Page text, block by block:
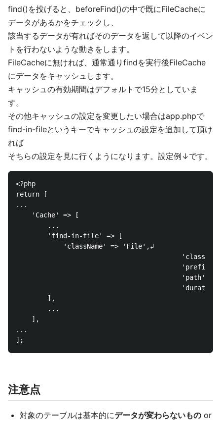
find()を投げると、beforeFind()の中で既にFileCacheに
データがあるかをチェックし、
該当するデータが有ればそのデータを返して以降のイベン
トを行わないような動きをします。
FileCacheに無ければ、通常通りfindを実行後FileCache
にデータをキャッシュします。
キャッシュの有効期間はデフォルトで15分としていま
す。
その他キャッシュの設定を変更したい場合はapp.phpで
find-in-fileというキーでキャッシュの設定を追加して頂け
れば
そちらの設定を見に行くようになります。設定例↓です。
<?php
return [
...
    'Cache' => [
        ...
        'find-in-file' => [
            'className' => 'File',↲
'className' =>
'prefix' =>
'path' => CACHE . 'models/',
'duration' => '+1 hours',↲    //
        ],
        ...
    ],
...
注意点
対象のテーブルは基本的にデータが変わらないもの or